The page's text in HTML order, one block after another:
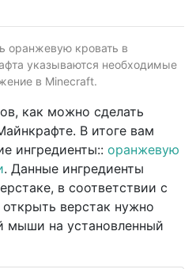
оранжевую кровать в
указываются необходимые
в Minecraft.
как можно сделать
В итоге вам
ингредиенты:: оранжевую
. Данные ингредиенты
в соответствии с
верстак нужно
мыши на установленный